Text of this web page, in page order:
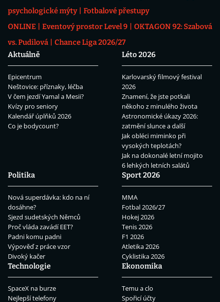
psychologické mýty
Fotbalové přestupy
ONLINE
Eventový prostor Level 9
OKTAGON 92: Szabová
vs. Pudilová
Chance Liga 2026/27
Aktuálně
Epicentrum
Neštovice: příznaky, léčba
V čem jezdí Yamal a Mesii?
Kvízy pro seniory
Kalendář úplňků 2026
Co je bodycount?
Léto 2026
Karlovarský filmový festival
2026
Znamení, že jste potkali
někoho z minulého života
Astronomické úkazy 2026:
zatmění slunce a další
Jak obléci miminko při
vysokých teplotách?
Jak na dokonalé letní mojito
6 lehkých letních salátů
Politika
Nová superdávka: kdo na ní
dosáhne?
Sjezd sudetských Němců
Proč vláda zavádí EET?
Padni komu padni
Výpověď z práce vzor
Divoký kačer
Sport 2026
MMA
Fotbal 2026/27
Hokej 2026
Tenis 2026
F1 2026
Atletika 2026
Cyklistika 2026
Technologie
SpaceX na burze
Nejlepší telefony
Ekonomika
Temu a clo
Spořicí účty